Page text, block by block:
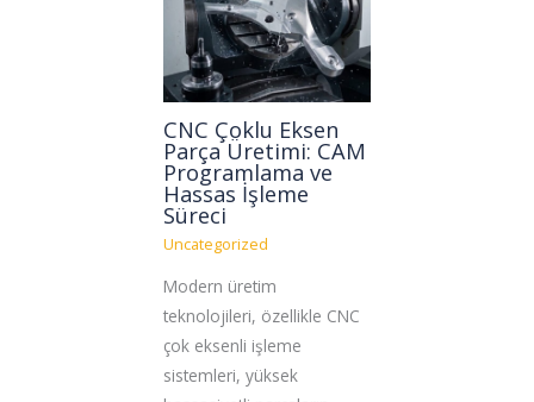
CNC Çoklu Eksen
Parça Üretimi: CAM
Programlama ve
Hassas İşleme
Süreci
Uncategorized
Modern üretim
teknolojileri, özellikle CNC
çok eksenli işleme
sistemleri, yüksek